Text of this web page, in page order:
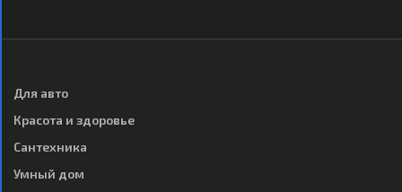
Для авто
Красота и здоровье
Сантехника
Умный дом